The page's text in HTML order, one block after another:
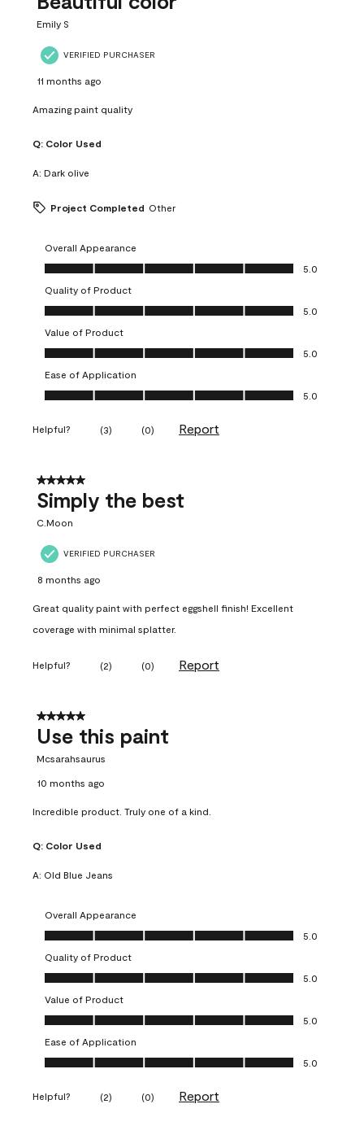
Emily S
VERIFIED PURCHASER
11 months ago
Amazing paint quality
Q: Color Used
A: Dark olive
Project Completed Other
Overall Appearance
Overall Appearance, 5.0 out of 5
5.0
Quality of Product
Quality of Product, 5.0 out of 5
5.0
Value of Product
Value of Product, 5.0 out of 5
5.0
Ease of Application
Ease of Application, 5.0 out of 5
5.0
Helpful? (3) (0) Report
5 out of 5 stars.
Simply the best
C.Moon
VERIFIED PURCHASER
8 months ago
Great quality paint with perfect eggshell finish! Excellent
coverage with minimal splatter.
Helpful? (2) (0) Report
5 out of 5 stars.
Use this paint
Mcsarahsaurus
10 months ago
Incredible product. Truly one of a kind.
Q: Color Used
A: Old Blue Jeans
Overall Appearance
Overall Appearance, 5.0 out of 5
5.0
Quality of Product
Quality of Product, 5.0 out of 5
5.0
Value of Product
Value of Product, 5.0 out of 5
5.0
Ease of Application
Ease of Application, 5.0 out of 5
5.0
Helpful? (2) (0) Report